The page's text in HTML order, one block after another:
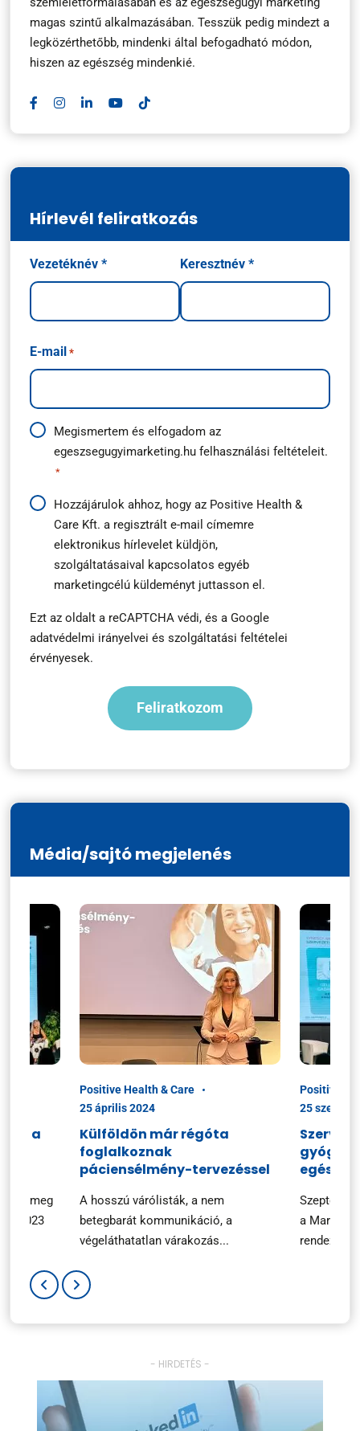
magas szintű alkalmazásában. Tesszük pedig mindezt a
legközérthetőbb, mindenki által befogadható módon,
hiszen az egészség mindenkié.
Hírlevél feliratkozás
Név
*
Vezetéknév * Keresztnév *
E-mail *
Adatkezelési
útmutató
Megismertem és elfogadom az
egeszsegugyimarketing.hu felhasználási feltételeit.
*
Hírlevél
feliratkozás
Hozzájárulok ahhoz, hogy az Positive Health &
Care Kft. a regisztrált e-mail címemre
elektronikus hírlevelet küldjön,
szolgáltatásaival kapcsolatos egyéb
marketingcélú küldeményt juttasson el.
Ezt az oldalt a reCAPTCHA védi, és a Google
adatvédelmi irányelvei és szolgáltatási feltételei
érvényesek.
Média/sajtó megjelenés
a
meg
2023
Positive Health & Care
25 április 2024
Külföldön már régóta
foglalkoznak
páciensélmény-tervezéssel
A hosszú várólisták, a nem
betegbarát kommunikáció, a
végeláthatatlan várakozás...
Positive
25
a
- HIRDETÉS -